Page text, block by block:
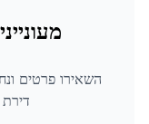
השאירו פרטים
דירת 5 חדרים